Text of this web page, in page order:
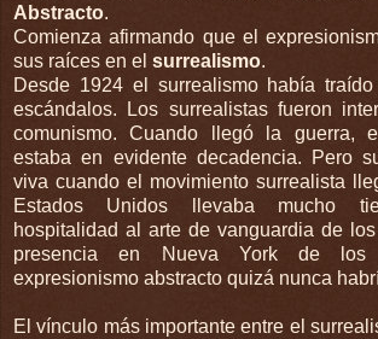
Abstracto.
Comienza afirmando que el
sus raíces en el surrealismo.
Desde 1924 el surrealismo había
escándalos. Los surrealistas fueron
comunismo. Cuando llegó la guerra,
estaba en evidente decadencia. Pero
viva cuando el movimiento surrealista
Estados Unidos llevaba mucho
hospitalidad al arte de vanguardia de
presencia en Nueva York de los
expresionismo abstracto quizá nunca
El vínculo más importante entre el